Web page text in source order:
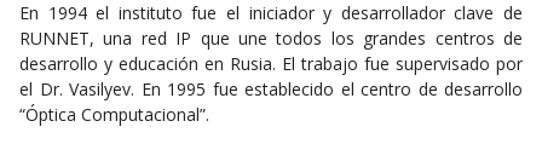
En 1994 el instituto fue el iniciador y desarrollador clave de
RUNNET, una red IP que une todos los grandes centros de
desarrollo y educación en Rusia. El trabajo fue supervisado por
el Dr. Vasilyev. En 1995 fue establecido el centro de desarrollo
“Óptica Computacional”.